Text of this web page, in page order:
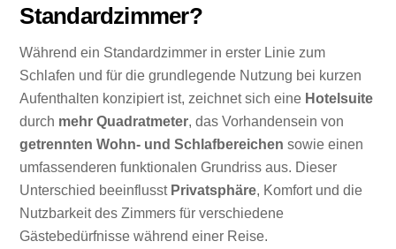
Standardzimmer?
Während ein Standardzimmer in erster Linie zum
Schlafen und für die grundlegende Nutzung bei kurzen
Aufenthalten konzipiert ist, zeichnet sich eine Hotelsuite
durch mehr Quadratmeter, das Vorhandensein von
getrennten Wohn- und Schlafbereichen sowie einen
umfassenderen funktionalen Grundriss aus. Dieser
Unterschied beeinflusst Privatsphäre, Komfort und die
Nutzbarkeit des Zimmers für verschiedene
Gästebedürfnisse während einer Reise.